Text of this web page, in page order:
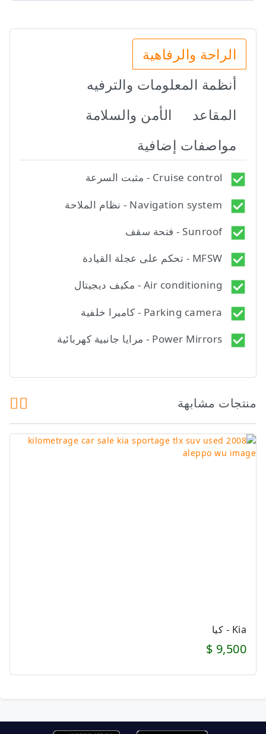
الراحة والرفاهية
أنظمة المعلومات والترفيه
المقاعد
الأمن والسلامة
مواصفات إضافية
Cruise control - مثبت السرعة
Navigation system - نظام الملاحة
Sunroof - فتحة سقف
MFSW - تحكم على عجلة القيادة
Air conditioning - مكيف ديجيتال
Parking camera - كاميرا خلفية
Power Mirrors - مرايا جانبية كهربائية
منتجات مشابهة
Kia - كيا
9,500 $